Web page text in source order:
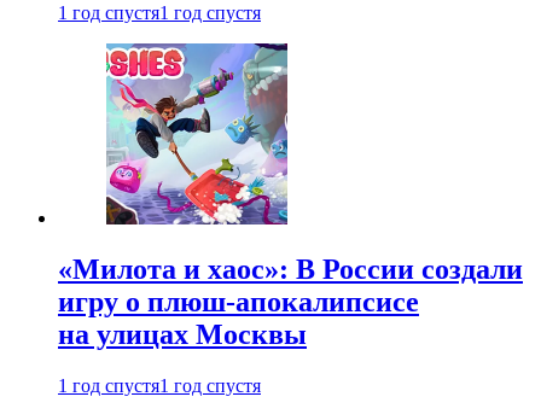
1 год спустя1 год спустя
«Милота и хаос»: В России создали
игру о плюш-апокалипсисе
на улицах Москвы
1 год спустя1 год спустя